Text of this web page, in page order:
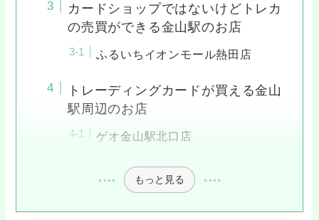
カードショップではないけどトレカ
の売買ができる金山駅のお店
ふるいちイオンモール熱田店
トレーディングカードが買える金山
駅周辺のお店
ゲオ金山駅北口店
もっと見る